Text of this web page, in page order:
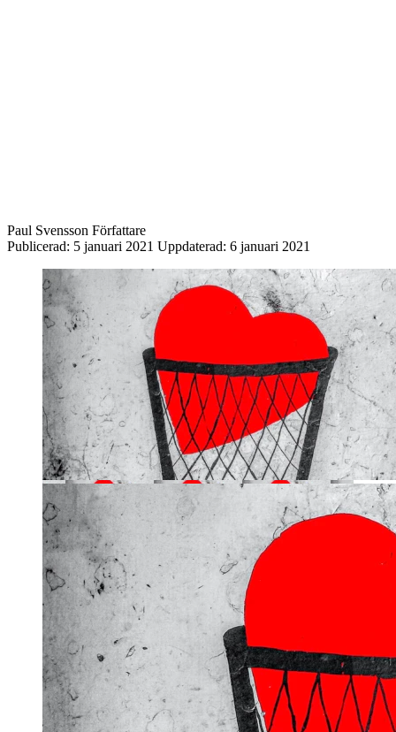
Paul Svensson Författare
Publicerad: 5 januari 2021 Uppdaterad: 6 januari 2021